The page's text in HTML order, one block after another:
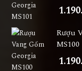
Rượu
MS100